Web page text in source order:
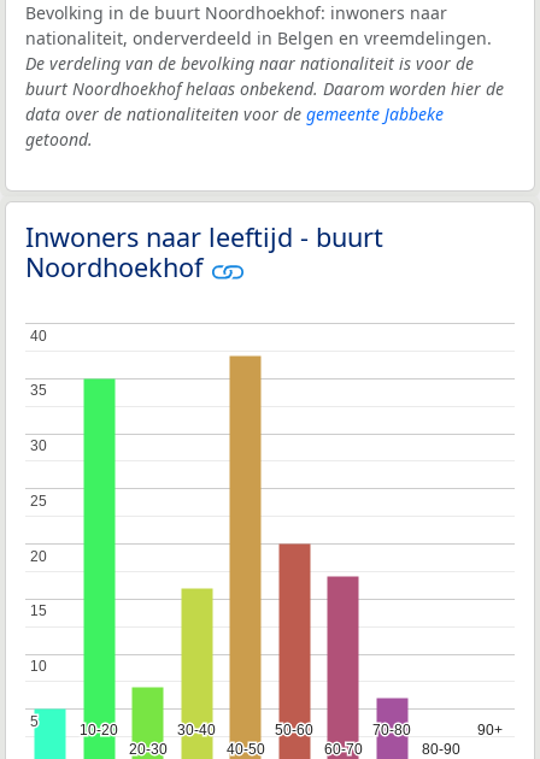
Bevolking in de buurt Noordhoekhof: inwoners naar
nationaliteit, onderverdeeld in Belgen en vreemdelingen.
De verdeling van de bevolking naar nationaliteit is voor de
buurt Noordhoekhof helaas onbekend. Daarom worden hier de
data over de nationaliteiten voor de gemeente Jabbeke
getoond.
Inwoners naar leeftijd - buurt
Noordhoekhof
10-20
10-20
20-30
20-30
30-40
30-40
40-50
40-50
50-60
50-60
60-70
60-70
70-80
70-80
80-90
80-90
90+
90+
5
5
10
10
15
15
20
20
25
25
30
30
35
35
40
40